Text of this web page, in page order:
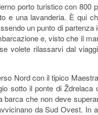
porto turistico con 800
e una lavanderia. È qui
un punto di partenza
e, visto che il
volete rilassarvi dal
Nord con il tipico
sotto il ponte di
che non deve
da Sud Ovest. In